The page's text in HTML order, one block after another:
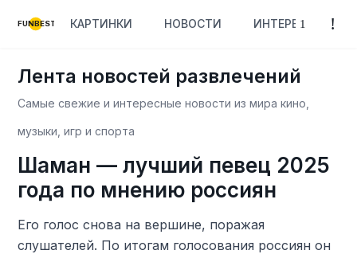
FUNBEST КАРТИНКИ НОВОСТИ ИНТЕРЕСНОЕ
Лента новостей развлечений
Самые свежие и интересные новости из мира кино,
музыки, игр и спорта
Шаман — лучший певец 2025
года по мнению россиян
Его голос снова на вершине, поражая
слушателей. По итогам голосования россиян он